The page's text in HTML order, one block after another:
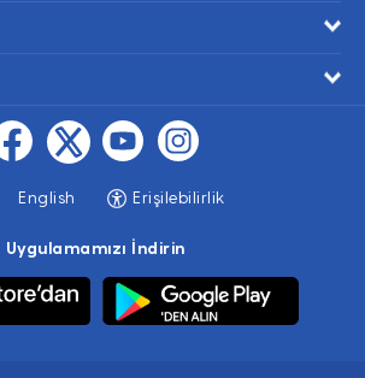
English Erişilebilirlik
Uygulamamızı İndirin